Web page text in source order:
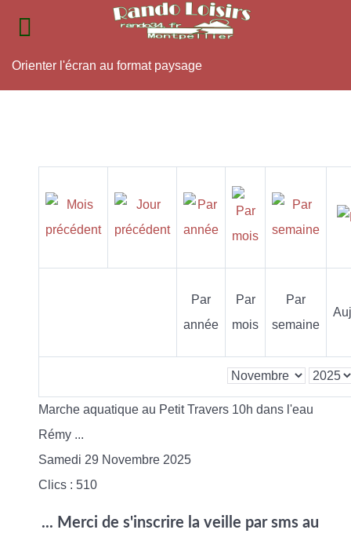
Orienter l'écran au format paysage
Par
année
Par
mois
Par
semaine
Marche aquatique au Petit Travers 10h dans l'eau
Rémy ...
Samedi 29 Novembre 2025
Clics : 510
... Merci de s'inscrire la veille par sms au